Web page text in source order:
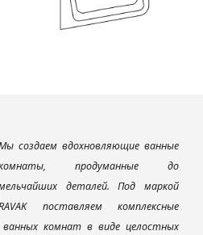
создаем вдохновляющие ванные
продуманные до
деталей. Под маркой
поставляем комплексные
ванных комнат в виде целостных